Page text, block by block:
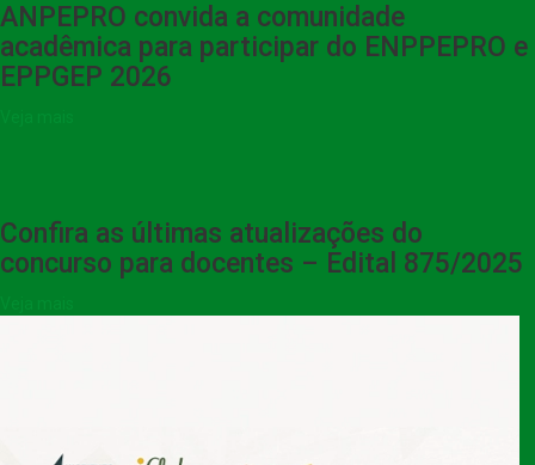
ANPEPRO convida a comunidade
acadêmica para participar do ENPPEPRO e
EPPGEP 2026
Confira as últimas atualizações do
concurso para docentes – Edital 875/2025